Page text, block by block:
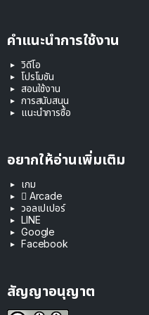
คำแนะนำการใช้งาน
วิดีโอ
โปรโมชัน
สอนใช้งาน
การสนับสนุน
แนะนำการซื้อ
อยากให้อ่านเพิ่มเติม
เกม
 Arcade
วอลเปเปอร์
LINE
Google
Facebook
สัญญาอนุญาต